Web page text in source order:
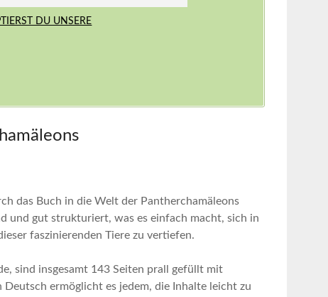
DU UNSERE
das ⁤Buch ⁤in die Welt ‌der Pantherchamäleons
und gut strukturiert,‌ was es einfach⁢ macht, sich in⁤
faszinierenden Tiere zu vertiefen.
​sind ‍insgesamt​ 143 Seiten prall gefüllt mit
ermöglicht es jedem,‍ die Inhalte leicht zu